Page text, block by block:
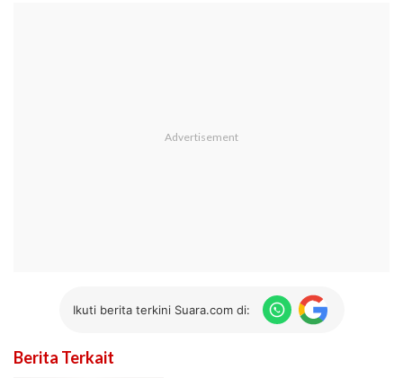
Ikuti berita terkini Suara.com di:
Berita Terkait